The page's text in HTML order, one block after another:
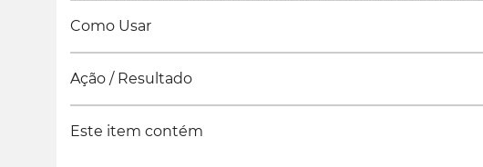
Como Usar
Ação / Resultado
Este item contém